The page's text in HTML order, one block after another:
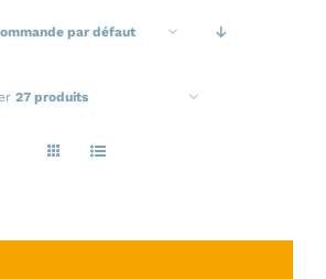
par défaut
27 produits